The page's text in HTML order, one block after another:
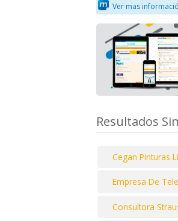
Ver mas
Resultados
Cegan Pinturas
Empresa De
Consultora